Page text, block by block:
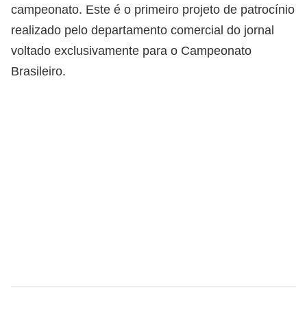
campeonato. Este é o primeiro projeto de patrocínio
realizado pelo departamento comercial do jornal
voltado exclusivamente para o Campeonato
Brasileiro.